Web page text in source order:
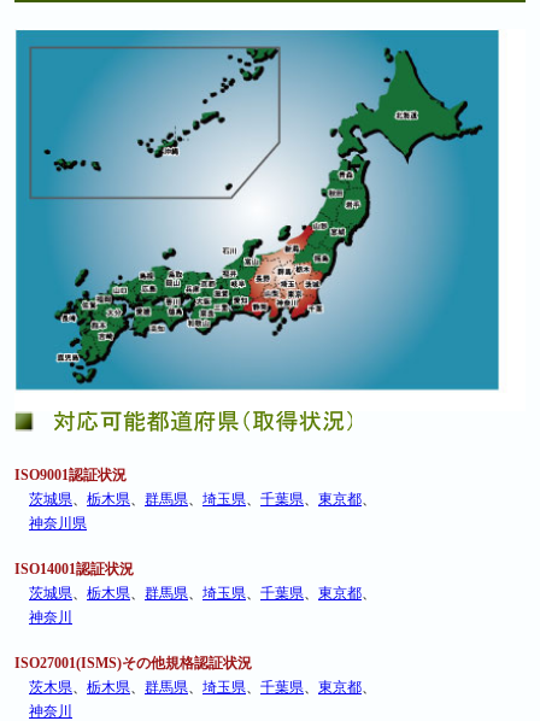
ISO9001認証状況
茨城県
栃木県 群馬県 埼玉県 千葉県 東京都
神奈川県
ISO14001認証状況
茨城県
栃木県 群馬県 埼玉県 千葉県 東京都
神奈川
ISO27001(ISMS)その他規格認証状況
茨木県
栃木県 群馬県 埼玉県 千葉県 東京都
神奈川